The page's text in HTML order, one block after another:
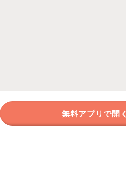
無料アプリで開く